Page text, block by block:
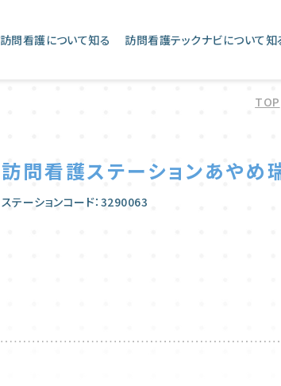
訪問看護について知る 訪問看護テックナビについて知
TOP
訪問看護ステーションあやめ
ステーションコード：3290063